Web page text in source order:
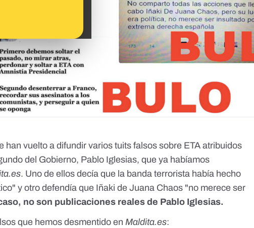
han vuelto a difundir varios tuits falsos sobre ETA atribuidos
del Gobierno, Pablo Iglesias, que ya habíamos
. Uno de ellos decía que la banda terrorista había hecho
y otro defendía que Iñaki de Juana Chaos "no merece ser
no son publicaciones reales de Pablo Iglesias.
que hemos desmentido enMaldita.es: